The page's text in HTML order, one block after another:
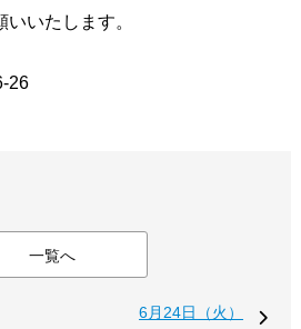
いたします。
26
一覧へ
6月24日（火）